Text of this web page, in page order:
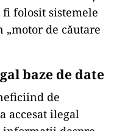
Victor Miculade
Tribunalul
din Oradea
două fapte de
În același
polițiști.